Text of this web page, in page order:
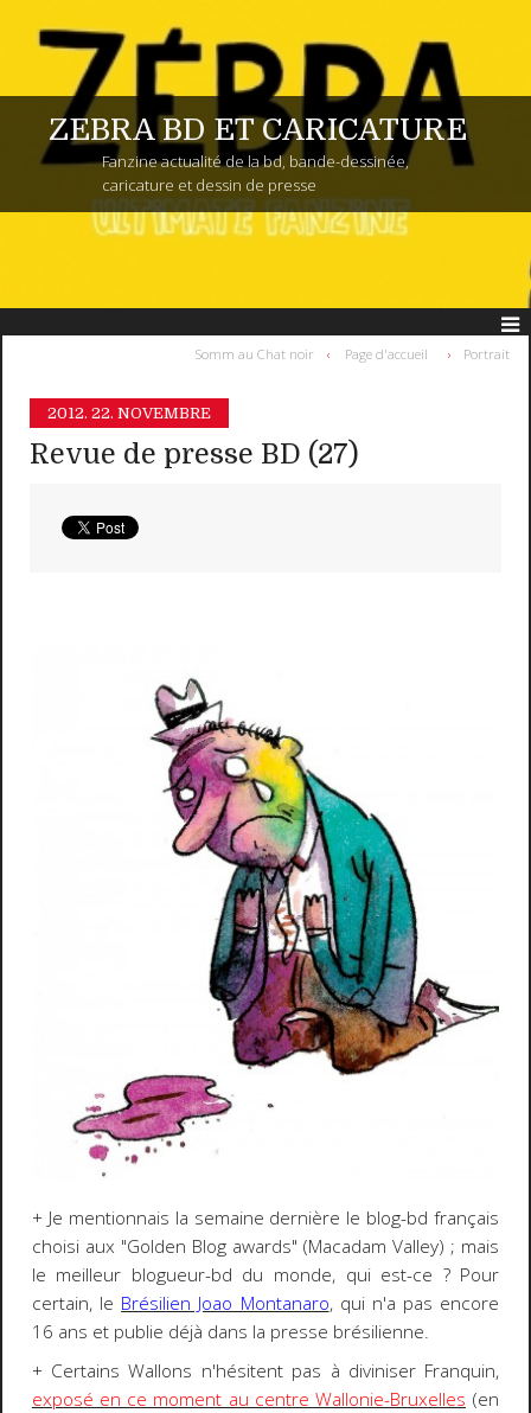
ZEBRA BD ET CARICATURE
Fanzine actualité de la bd, bande-dessinée,
caricature et dessin de presse
Somm au Chat noir Page d'accueil Portrait
2012. 22. NOVEMBRE
Revue de presse BD (27)
+ Je mentionnais la semaine dernière le blog-bd français
choisi aux "Golden Blog awards" (Macadam Valley) ; mais
le meilleur blogueur-bd du monde, qui est-ce ? Pour
certain, le Brésilien Joao Montanaro, qui n'a pas encore
16 ans et publie déjà dans la presse brésilienne.
+ Certains Wallons n'hésitent pas à diviniser Franquin,
exposé en ce moment au centre Wallonie-Bruxelles (en